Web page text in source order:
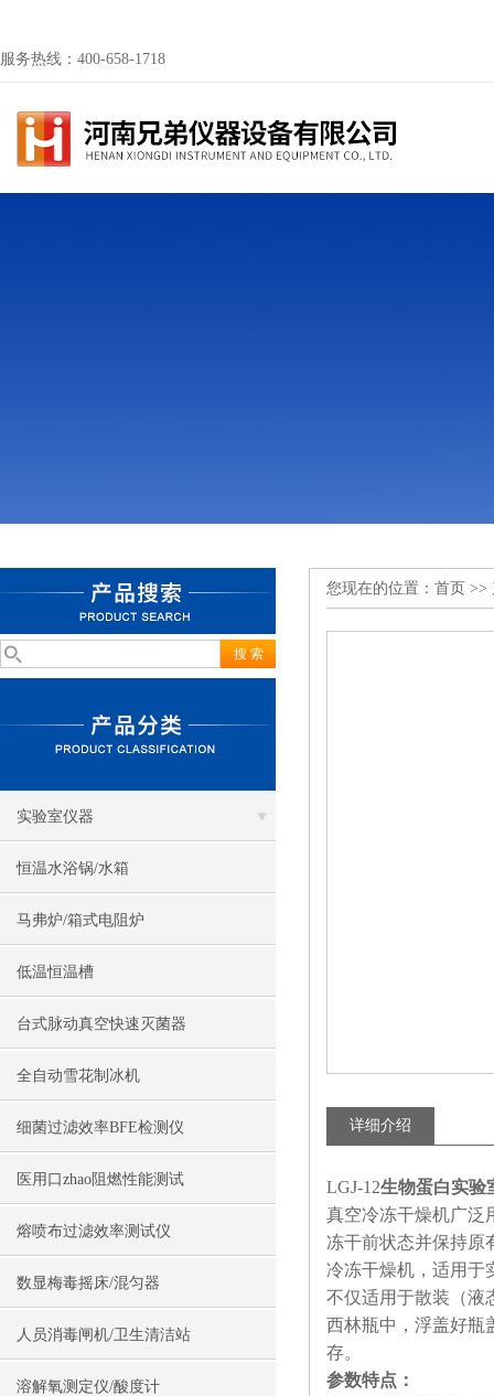
服务热线：400-658-1718
实验室仪器
恒温水浴锅/水箱
马弗炉/箱式电阻炉
低温恒温槽
台式脉动真空快速灭菌器
全自动雪花制冰机
细菌过滤效率BFE检测仪
医用口zhao阻燃性能测试
熔喷布过滤效率测试仪
数显梅毒摇床/混匀器
人员消毒闸机/卫生清洁站
溶解氧测定仪/酸度计
您现在的位置： 首页 >>
详细介绍
LGJ-12生物蛋白实验
真空冷冻干燥机广泛
冻干前状态并保持原
冷冻干燥机，适用于
不仅适用于散装（液
西林瓶中，浮盖好瓶
存。
参数特点：